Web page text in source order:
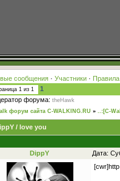
сообщения · Участники ·
1 из 1
1
форума: theHawk
форум сайта C-WALKING.RU » ..:[C-
/ love you
DippY Дата: